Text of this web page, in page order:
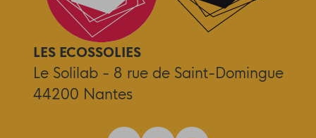
LES ECOSSOLIES
Le Solilab - 8 rue de Saint-Domingue
44200 Nantes